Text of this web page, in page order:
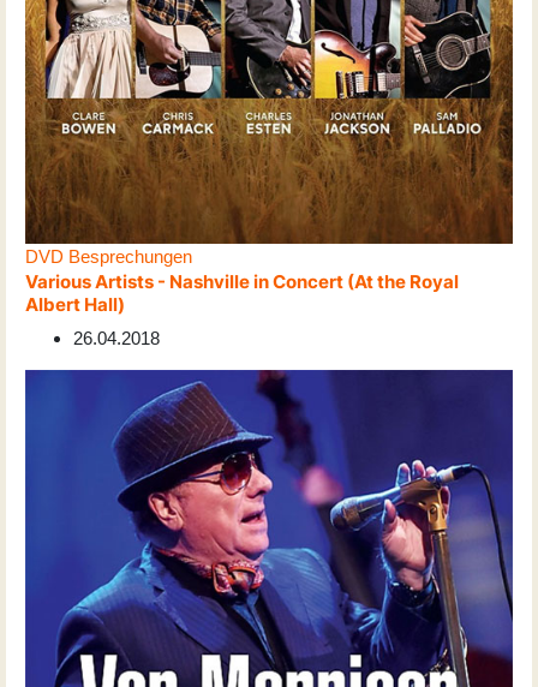
DVD Besprechungen
Various Artists - Nashville in Concert (At the Royal
Albert Hall)
26.04.2018